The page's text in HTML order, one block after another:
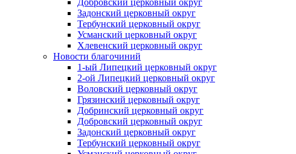
Добровский церковный округ
Задонский церковный округ
Тербунский церковный округ
Усманский церковный округ
Хлевенский церковный округ
Новости благочиний
1-ый Липецкий церковный округ
2-ой Липецкий церковный округ
Воловский церковный округ
Грязинский церковный округ
Добринский церковный округ
Добровский церковный округ
Задонский церковный округ
Тербунский церковный округ